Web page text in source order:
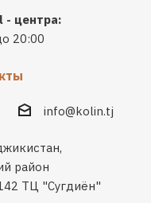
- центра:
20:00
info@kolin.tj
район
ТЦ "Сугдиён"